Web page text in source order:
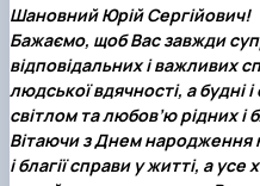
Шановний Юрій Сергійович!
Бажаємо, щоб Вас завжди
відповідальних і важливих
людської вдячності, а будні
світлом та любов’ю рідних і
Вітаючи з Днем народження
і благії справи у житті, а